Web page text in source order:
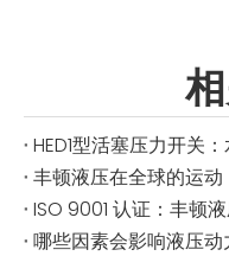
丰顿液压在全球的运动